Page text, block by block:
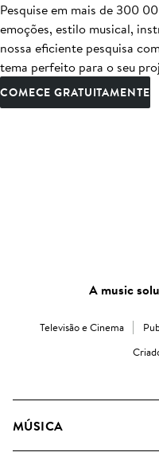
Pesquise em mais de 300
emoções, estilo musical,
nossa eficiente pesquisa
tema perfeito para o seu
COMECE GRATUITAMENTE
A music
Televisão e Cinema
MÚSICA